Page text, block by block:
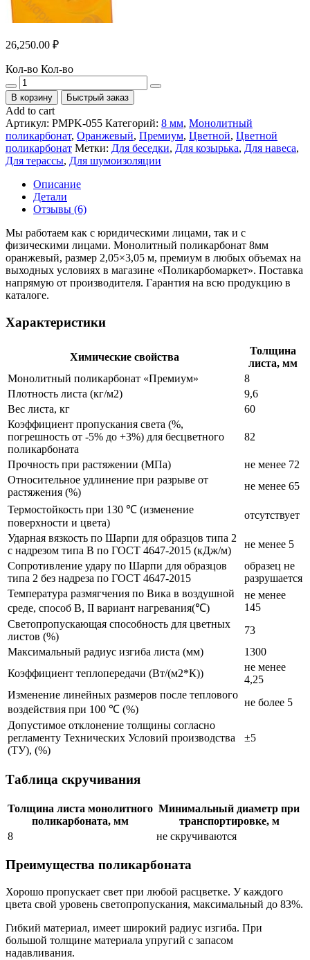
26,250.00 ₽
Кол-во Кол-во
В корзину Быстрый заказ
Add to cart
Артикул: PMPK-055 Категорий: 8 мм, Монолитный
поликарбонат, Оранжевый, Премиум, Цветной, Цветной
поликарбонат Метки: Для беседки, Для козырька, Для навеса,
Для терассы, Для шумоизоляции
Описание
Детали
Отзывы (6)
Мы работаем как с юридическими лицами, так и с
физическими лицами. Монолитный поликарбонат 8мм
оранжевый, размер 2,05×3,05 м, премиум в любых объемах на
выходных условиях в магазине «Поликарбомаркет». Поставка
напрямую от производителя. Гарантия на всю продукцию в
каталоге.
Характеристики
Химические свойства
Толщина
листа, мм
Монолитный поликарбонат «Премиум»
8
Плотность листа (кг/м2)
9,6
Вес листа, кг
60
Коэффициент пропускания света (%,
погрешность от -5% до +3%) для бесцветного
поликарбоната
82
Прочность при растяжении (МПа)
не менее 72
Относительное удлинение при разрыве от
растяжения (%)
не менее 65
Термостойкость при 130 ℃ (изменение
поверхности и цвета)
отсутствует
Ударная вязкость по Шарпи для образцов типа 2
с надрезом типа В по ГОСТ 4647-2015 (кДж/м)
не менее 5
Сопротивление удару по Шарпи для образцов
типа 2 без надреза по ГОСТ 4647-2015
образец не
разрушается
Температура размягчения по Вика в воздушной
среде, способ В, II вариант нагревания(℃)
не менее
145
Светопропускающая способность для цветных
листов (%)
73
Максимальный радиус изгиба листа (мм)
1300
Коэффициент теплопередачи (Вт/(м2*К))
не менее
4,25
Изменение линейных размеров после теплового
воздействия при 100 ℃ (%)
не более 5
Допустимое отклонение толщины согласно
регламенту Технических Условий производства
(ТУ), (%)
±5
Таблица скручивания
Толщина листа монолитного
поликарбоната, мм
Минимальный диаметр при
транспортировке, м
8
не скручиваются
Преимущества поликарбоната
Хорошо пропускает свет при любой расцветке. У каждого
цвета свой уровень светопропускания, максимальный до 83%.
Гибкий материал, имеет широкий радиус изгиба. При
большой толщине материала упругий с запасом
надавливания.